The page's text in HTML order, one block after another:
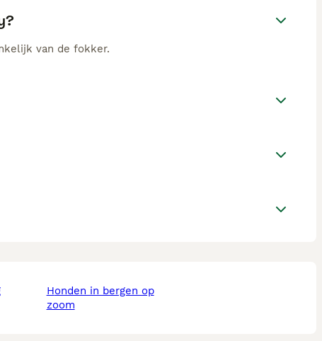
van de fokker.
honden in bergen op
zoom